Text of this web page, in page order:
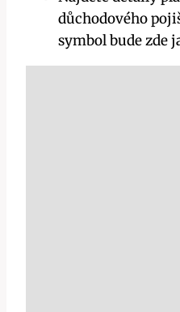
důchodového
symbol bude zde